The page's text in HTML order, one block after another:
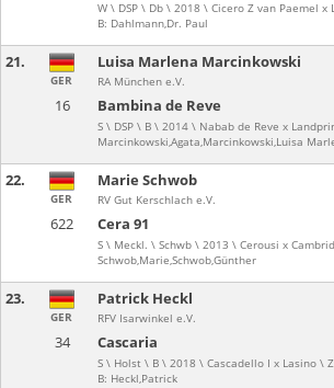
W \ DSP \ Db \ 2018 \ Cicero Z van Paemel
B: Dahlmann,Dr. Paul
21.
16 Bambina de Reve
S \ DSP \ B \ 2014 \ Nabab de Reve x
Marcinkowski,Agata,Marcinkowski,Luisa
GER
Luisa Marlena Marcinkowski
RA München e.V.
22.
622 Cera 91
S \ Meckl. \ Schwb \ 2013 \ Cerousi x
Schwob,Marie,Schwob,Günther
GER
Marie Schwob
RV Gut Kerschlach e.V.
23.
34 Cascaria
S \ Holst \ B \ 2018 \ Cascadello I x Lasino \
B: Heckl,Patrick
GER
Patrick Heckl
RFV Isarwinkel e.V.